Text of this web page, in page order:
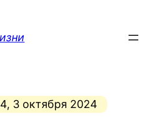
3 октября 2024